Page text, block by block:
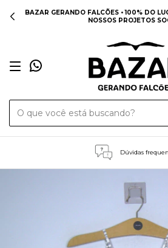
BAZAR GERANDO FALCÕES • 100% DO
NOSSOS PROJETOS
Dúvidas